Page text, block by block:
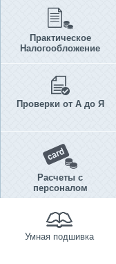
Практическое
Налогообложение
Проверки от А до Я
Расчеты с
персоналом
Умная подшивка